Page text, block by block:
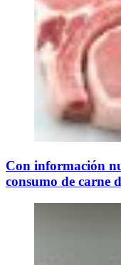
Con información
consumo de carne